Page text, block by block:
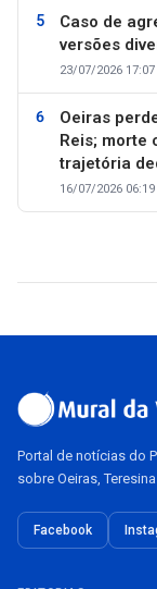
Caso de
versões
23/07/2026 17:07
Oeiras
Reis; morte
trajetória
16/07/2026 06:19
Portal de notícias do
sobre Oeiras,
Facebook